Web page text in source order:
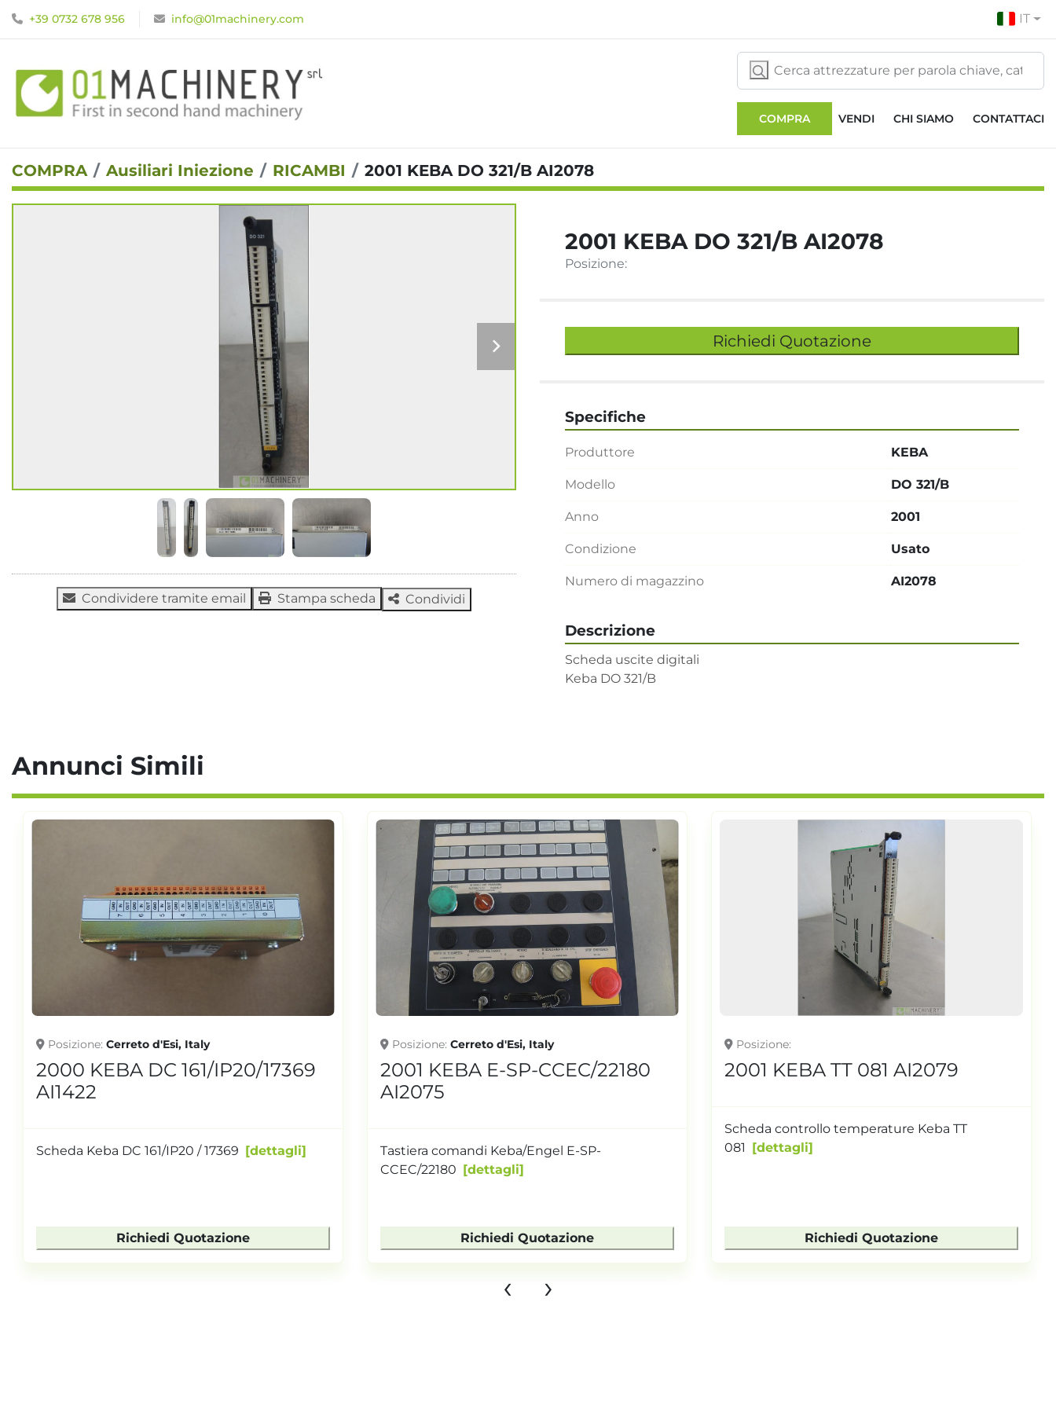
+39 0732 678 956 info@01machinery.com IT
COMPRA VENDI CHI SIAMO CONTATTACI
COMPRA Ausiliari Iniezione RICAMBI 2001 KEBA DO 321/B AI2078
Condividere tramite email Stampa scheda Condividi
2001 KEBA DO 321/B AI2078
Posizione:
Richiedi Quotazione
Descrizione
Scheda uscite digitali
Keba DO 321/B
Specifiche
Produttore KEBA
Modello DO 321/B
Anno 2001
Condizione Usato
Numero di magazzino AI2078
Annunci Simili
Posizione Cerreto d'Esi, Italy
2000 KEBA DC 161/IP20/17369
AI1422
Scheda Keba DC 161/IP20 / 17369 dettagli
Richiedi Quotazione
Posizione Cerreto d'Esi, Italy
2001 KEBA E-SP-CCEC/22180
AI2075
Tastiera comandi Keba/Engel E-SP-
CCEC/22180
dettagli
Richiedi Quotazione
Posizione
2001 KEBA TT 081 AI2079
Scheda controllo temperature Keba TT
081
dettagli
Richiedi Quotazione
‹ ›